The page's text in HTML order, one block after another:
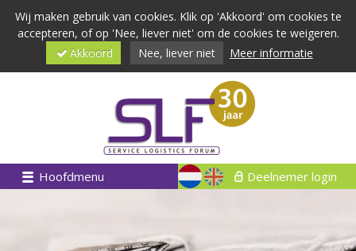
Wij maken gebruik van cookies. Klik op 'Akkoord' om cookies te
accepteren, of op 'Nee, liever niet' om de cookies te weigeren.
Akkoord
Nee, liever niet Meer informatie
Hoofdmenu Deelnemer login